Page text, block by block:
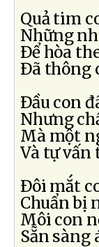
Quả tim
Những
Ðể hòa
Ðã thông
Ðầu con
Nhưng
Mà một
Và tự vấn
Ðôi mắt
Chuẩn bị
Môi con
Sẵn sàng